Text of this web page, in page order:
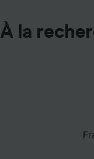
À la